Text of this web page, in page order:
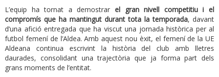
L’equip ha tornat a demostrar el gran nivell competitiu i el
compromís que ha mantingut durant tota la temporada, davant
d’una afició entregada que ha viscut una jornada històrica per al
futbol femení de l’Aldea. Amb aquest nou èxit, el femení de la UE
Aldeana continua escrivint la història del club amb lletres
daurades, consolidant una trajectòria que ja forma part dels
grans moments de l’entitat.